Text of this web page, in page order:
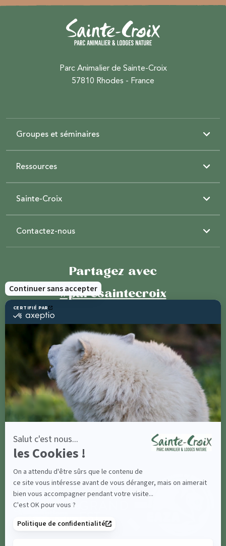
Parc Animalier de Sainte-Croix
57810 Rhodes - France
Groupes et séminaires
Ressources
Sainte-Croix
Contactez-nous
Partagez avec
#parcsaintecroix